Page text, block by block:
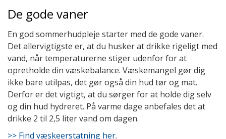
De gode vaner
En god sommerhudpleje starter med de gode vaner.
Det allervigtigste er, at du husker at drikke rigeligt med
vand, når temperaturerne stiger udenfor for at
opretholde din væskebalance. Væskemangel gør dig
ikke bare utilpas, det gør også din hud tør og mat.
Derfor er det vigtigt, at du sørger for at holde dig selv
og din hud hydreret. På varme dage anbefales det at
drikke 2 til 2,5 liter vand om dagen.
>> Find væskeerstatning her.